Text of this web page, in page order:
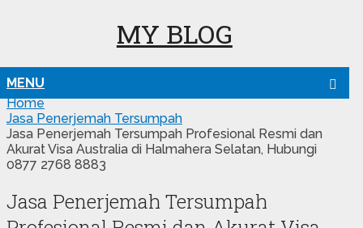
MY BLOG
MENU
Home
Jasa Penerjemah Tersumpah
Jasa Penerjemah Tersumpah Profesional Resmi dan
Akurat Visa Australia di Halmahera Selatan, Hubungi
0877 2768 8883
Jasa Penerjemah Tersumpah